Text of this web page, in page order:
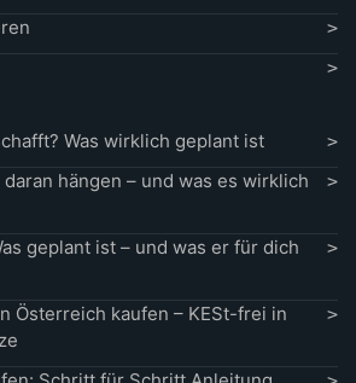
Was wirklich geplant ist
hängen – und was es wirklich
geplant ist – und was er für dich
Österreich kaufen – KESt-frei in